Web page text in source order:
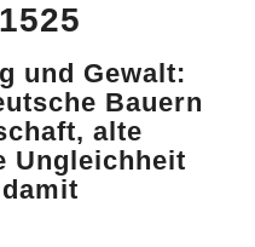
und Gewalt:
Bauern
alte
Ungleichheit